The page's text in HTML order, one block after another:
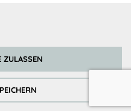
ZULASSEN